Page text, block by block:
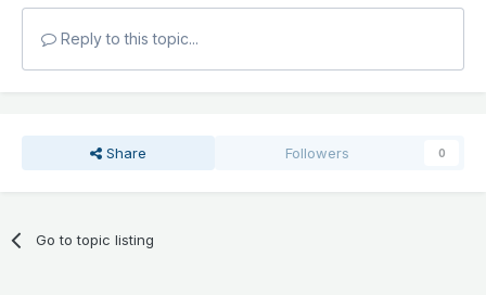
Reply to this topic...
Share Followers 0
Go to topic listing